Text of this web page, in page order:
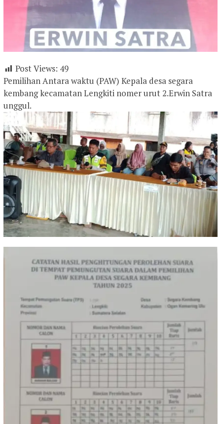
Post Views: 49
Pemilihan Antara waktu (PAW) Kepala desa segara
kembang kecamatan Lengkiti nomer urut 2.Erwin Satra
unggul.